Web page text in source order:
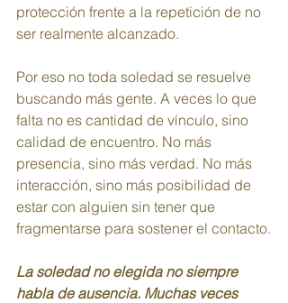
protección frente a la repetición de no
ser realmente alcanzado.
Por eso no toda soledad se resuelve
buscando más gente. A veces lo que
falta no es cantidad de vínculo, sino
calidad de encuentro. No más
presencia, sino más verdad. No más
interacción, sino más posibilidad de
estar con alguien sin tener que
fragmentarse para sostener el contacto.
La soledad no elegida no siempre
habla de ausencia. Muchas veces